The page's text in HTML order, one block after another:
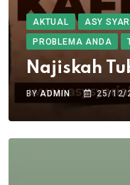
AKTUAL
ASY
PROBLEMA ANDA
Najiskah
BYADMIN 25/12/